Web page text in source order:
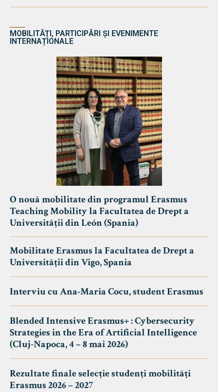
MOBILITĂȚI, PARTICIPĂRI ȘI EVENIMENTE
INTERNAȚIONALE
O nouă mobilitate din programul Erasmus
Teaching Mobility la Facultatea de Drept a
Universității din León (Spania)
Mobilitate Erasmus la Facultatea de Drept a
Universității din Vigo, Spania
Interviu cu Ana-Maria Cocu, student Erasmus
Blended Intensive Erasmus+ : Cybersecurity
Strategies in the Era of Artificial Intelligence
(Cluj-Napoca, 4 – 8 mai 2026)
Rezultate finale selecție studenți mobilități
Erasmus 2026 – 2027